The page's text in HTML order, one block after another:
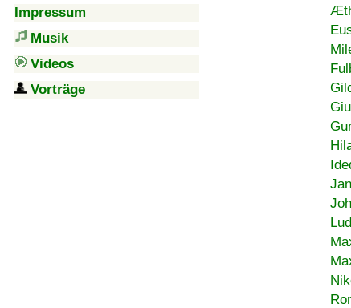
Impressum
Musik
Videos
Vorträge